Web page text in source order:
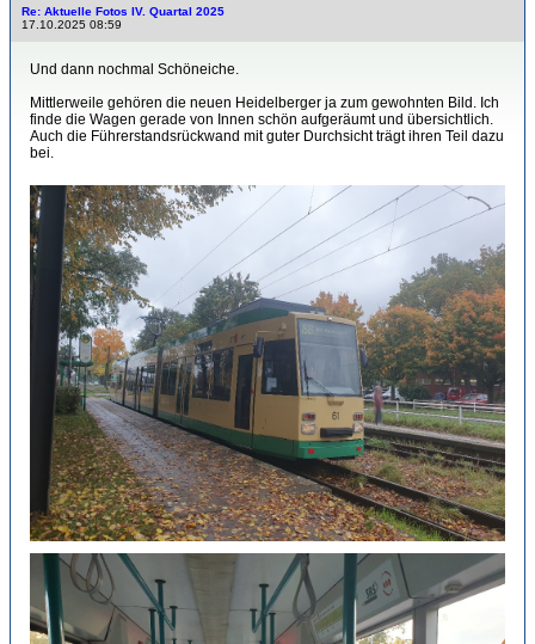
Re: Aktuelle Fotos IV. Quartal 2025
17.10.2025 08:59
Und dann nochmal Schöneiche.
Mittlerweile gehören die neuen Heidelberger ja zum gewohnten Bild. Ich
finde die Wagen gerade von Innen schön aufgeräumt und übersichtlich.
Auch die Führerstandsrückwand mit guter Durchsicht trägt ihren Teil dazu
bei.